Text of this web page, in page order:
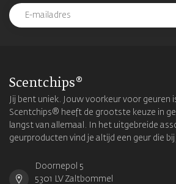
Scentchips®
Jij bent uniek. Jouw voorkeur voor geuren
Scentchips® heeft de grootste keuze in
langst van allemaal. In het uitgebreide
geurproducten vind je altijd een geur die
Doornepol 5
5301 LV Zaltbommel